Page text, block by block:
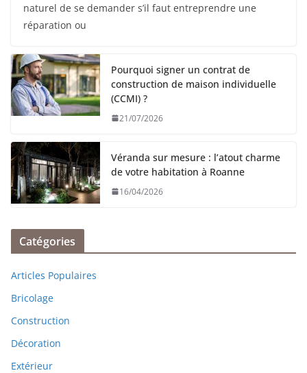
naturel de se demander s’il faut entreprendre une
réparation ou
Pourquoi signer un contrat de
construction de maison individuelle
(CCMI) ?
21/07/2026
Véranda sur mesure : l’atout charme
de votre habitation à Roanne
16/04/2026
Catégories
Articles Populaires
Bricolage
Construction
Décoration
Extérieur